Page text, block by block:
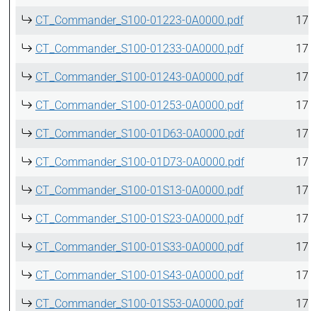
CT_Commander_S100-01223-0A0000.pdf
CT_Commander_S100-01233-0A0000.pdf
CT_Commander_S100-01243-0A0000.pdf
CT_Commander_S100-01253-0A0000.pdf
CT_Commander_S100-01D63-0A0000.pdf
CT_Commander_S100-01D73-0A0000.pdf
CT_Commander_S100-01S13-0A0000.pdf
CT_Commander_S100-01S23-0A0000.pdf
CT_Commander_S100-01S33-0A0000.pdf
CT_Commander_S100-01S43-0A0000.pdf
CT_Commander_S100-01S53-0A0000.pdf